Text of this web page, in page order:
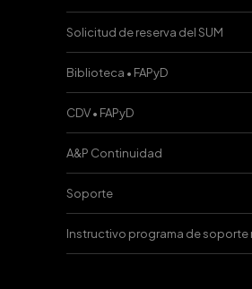
Solicitud de reserva del SUM
Biblioteca • FAPyD
CDV • FAPyD
A&P Continuidad
Soporte
Instructivo programa de soporte